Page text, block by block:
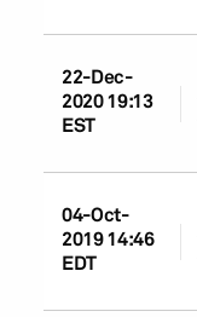
22-Dec-
2020 19:13
EST
04-Oct-
2019 14:46
EDT